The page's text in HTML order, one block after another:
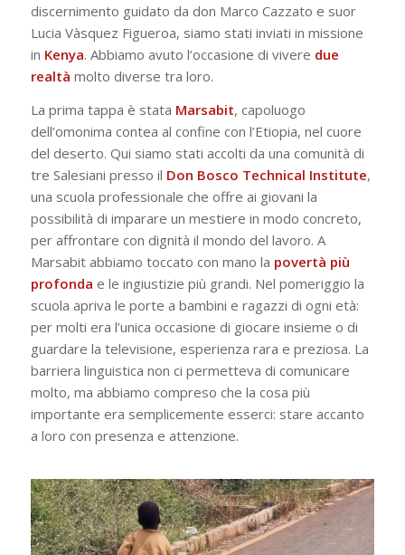
discernimento guidato da don Marco Cazzato e suor
Lucia Vàsquez Figueroa, siamo stati inviati in missione
in Kenya. Abbiamo avuto l’occasione di vivere due
realtà molto diverse tra loro.
La prima tappa è stata Marsabit, capoluogo
dell’omonima contea al confine con l’Etiopia, nel cuore
del deserto. Qui siamo stati accolti da una comunità di
tre Salesiani presso il Don Bosco Technical Institute,
una scuola professionale che offre ai giovani la
possibilità di imparare un mestiere in modo concreto,
per affrontare con dignità il mondo del lavoro. A
Marsabit abbiamo toccato con mano la povertà più
profonda e le ingiustizie più grandi. Nel pomeriggio la
scuola apriva le porte a bambini e ragazzi di ogni età:
per molti era l’unica occasione di giocare insieme o di
guardare la televisione, esperienza rara e preziosa. La
barriera linguistica non ci permetteva di comunicare
molto, ma abbiamo compreso che la cosa più
importante era semplicemente esserci: stare accanto
a loro con presenza e attenzione.